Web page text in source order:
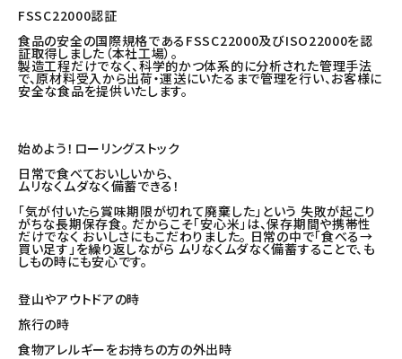
FSSC22000認証
食品の安全の国際規格であるFSSC22000及びISO22000を認
証取得しました（本社工場）。
製造工程だけでなく、科学的かつ体系的に分析された管理手法
で、原材料受入から出荷・運送にいたるまで管理を行い、お客様に
安全な食品を提供いたします。
始めよう！ローリングストック
日常で食べておいしいから、
ムリなくムダなく備蓄できる！
「気が付いたら賞味期限が切れて廃棄した」という 失敗が起こり
がちな長期保存食。 だからこそ「安心米」は、保存期間や携帯性
だけでなく おいしさにもこだわりました。 日常の中で「食べる→
買い足す」を繰り返しながら ムリなくムダなく備蓄することで、も
しもの時にも安心です。
登山やアウトドアの時
旅行の時
食物アレルギーをお持ちの方の外出時